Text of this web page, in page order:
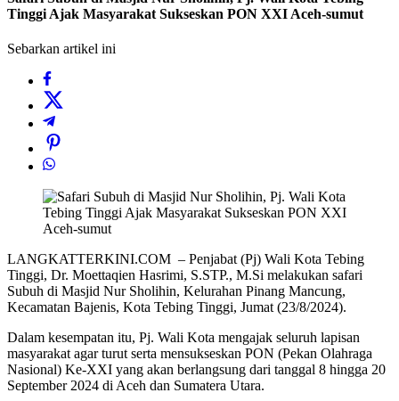
Tinggi Ajak Masyarakat Sukseskan PON XXI Aceh-sumut
Sebarkan artikel ini
LANGKATTERKINI.COM – Penjabat (Pj) Wali Kota Tebing
Tinggi, Dr. Moettaqien Hasrimi, S.STP., M.Si melakukan safari
Subuh di Masjid Nur Sholihin, Kelurahan Pinang Mancung,
Kecamatan Bajenis, Kota Tebing Tinggi, Jumat (23/8/2024).
Dalam kesempatan itu, Pj. Wali Kota mengajak seluruh lapisan
masyarakat agar turut serta mensukseskan PON (Pekan Olahraga
Nasional) Ke-XXI yang akan berlangsung dari tanggal 8 hingga 20
September 2024 di Aceh dan Sumatera Utara.